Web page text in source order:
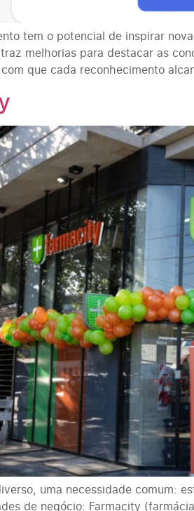
tem o potencial de inspirar
melhorias para destacar as
que cada reconhecimento
uma necessidade comum:
de negócio: Farmacity